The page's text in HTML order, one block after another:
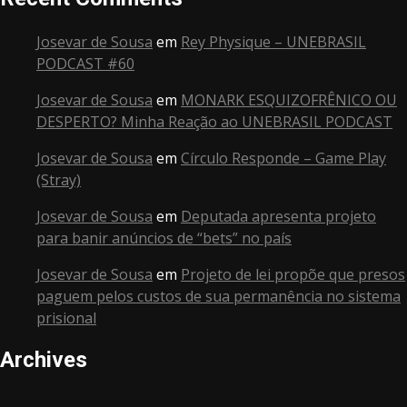
Josevar de Sousa em Rey Physique – UNEBRASIL
PODCAST #60
Josevar de Sousa em MONARK ESQUIZOFRÊNICO OU
DESPERTO? Minha Reação ao UNEBRASIL PODCAST
Josevar de Sousa em Círculo Responde – Game Play
(Stray)
Josevar de Sousa em Deputada apresenta projeto
para banir anúncios de “bets” no país
Josevar de Sousa em Projeto de lei propõe que presos
paguem pelos custos de sua permanência no sistema
prisional
Archives